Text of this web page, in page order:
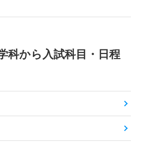
科から入試科目・日程